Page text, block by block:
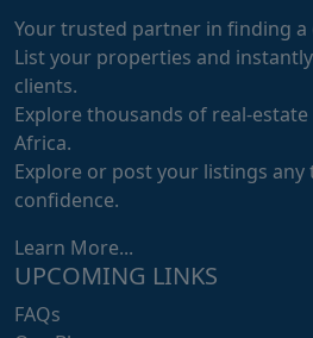
Your trusted partner in finding a
List your properties and
clients.
Explore thousands of real-
Africa.
Explore or post your listings any
confidence.
Learn More...
UPCOMING LINKS
FAQs